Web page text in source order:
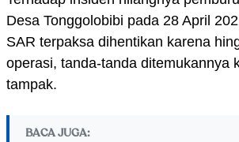
Desa Tonggolobibi pada 28 April
SAR terpaksa dihentikan karena
operasi, tanda-tanda ditemukannya
tampak.
BACA JUGA: